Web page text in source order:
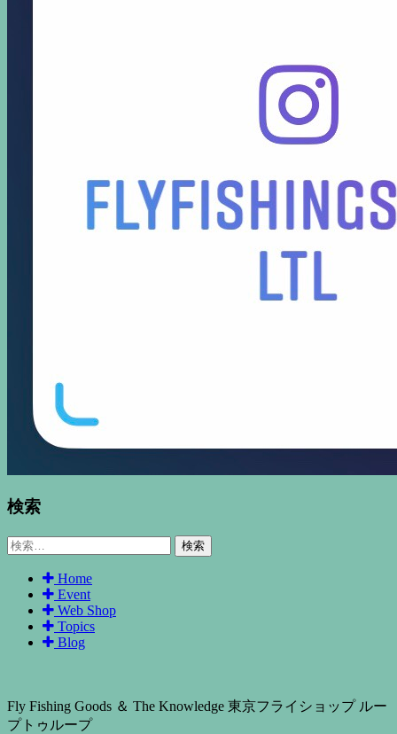
検索
検
Home
Event
Web Shop
Topics
Blog
Fly Fishing Goods ＆ The Knowledge 東京フライショップ ルー
プトゥループ